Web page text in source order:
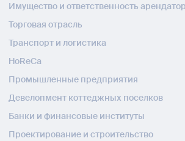
Имущество и ответственность
Торговая отрасль
Транспорт и логистика
HoReCa
Промышленные предприятия
Девелопмент коттеджных поселков
Банки и финансовые институты
Проектирование и строительство